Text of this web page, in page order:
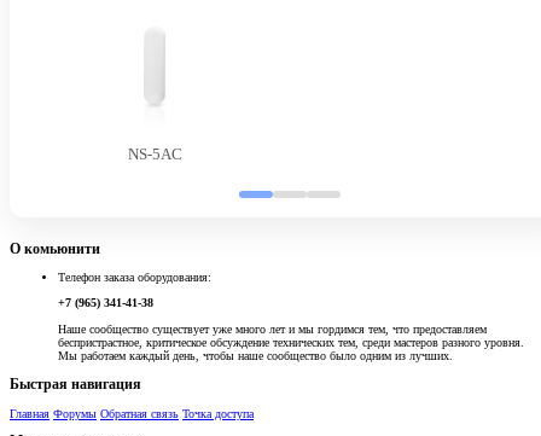
NS-5AC
О комьюнити
Телефон заказа оборудования:
+7 (965) 341-41-38
Наше сообщество существует уже много лет и мы гордимся тем, что предоставляем
беспристрастное, критическое обсуждение технических тем, среди мастеров разного уровня.
Мы работаем каждый день, чтобы наше сообщество было одним из лучших.
Быстрая навигация
Главная Форумы Обратная связь Точка доступа